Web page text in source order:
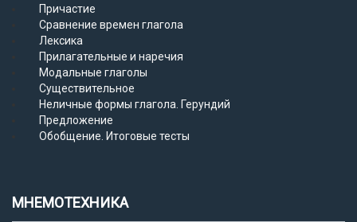
Причастие
Сравнение времен глагола
Лексика
Прилагательные и наречия
Модальные глаголы
Существительное
Неличные формы глагола. Герундий
Предложение
Обобщение. Итоговые тесты
МНЕМОТЕХНИКА